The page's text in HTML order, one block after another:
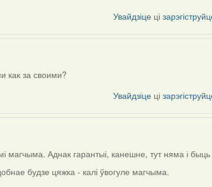
Увайдзіце ці
как за своими?
Увайдзіце ці
магчыма. Аднак гарантыі, канешне, тут няма і
будзе цяжка - калі ўвогуле магчыма.